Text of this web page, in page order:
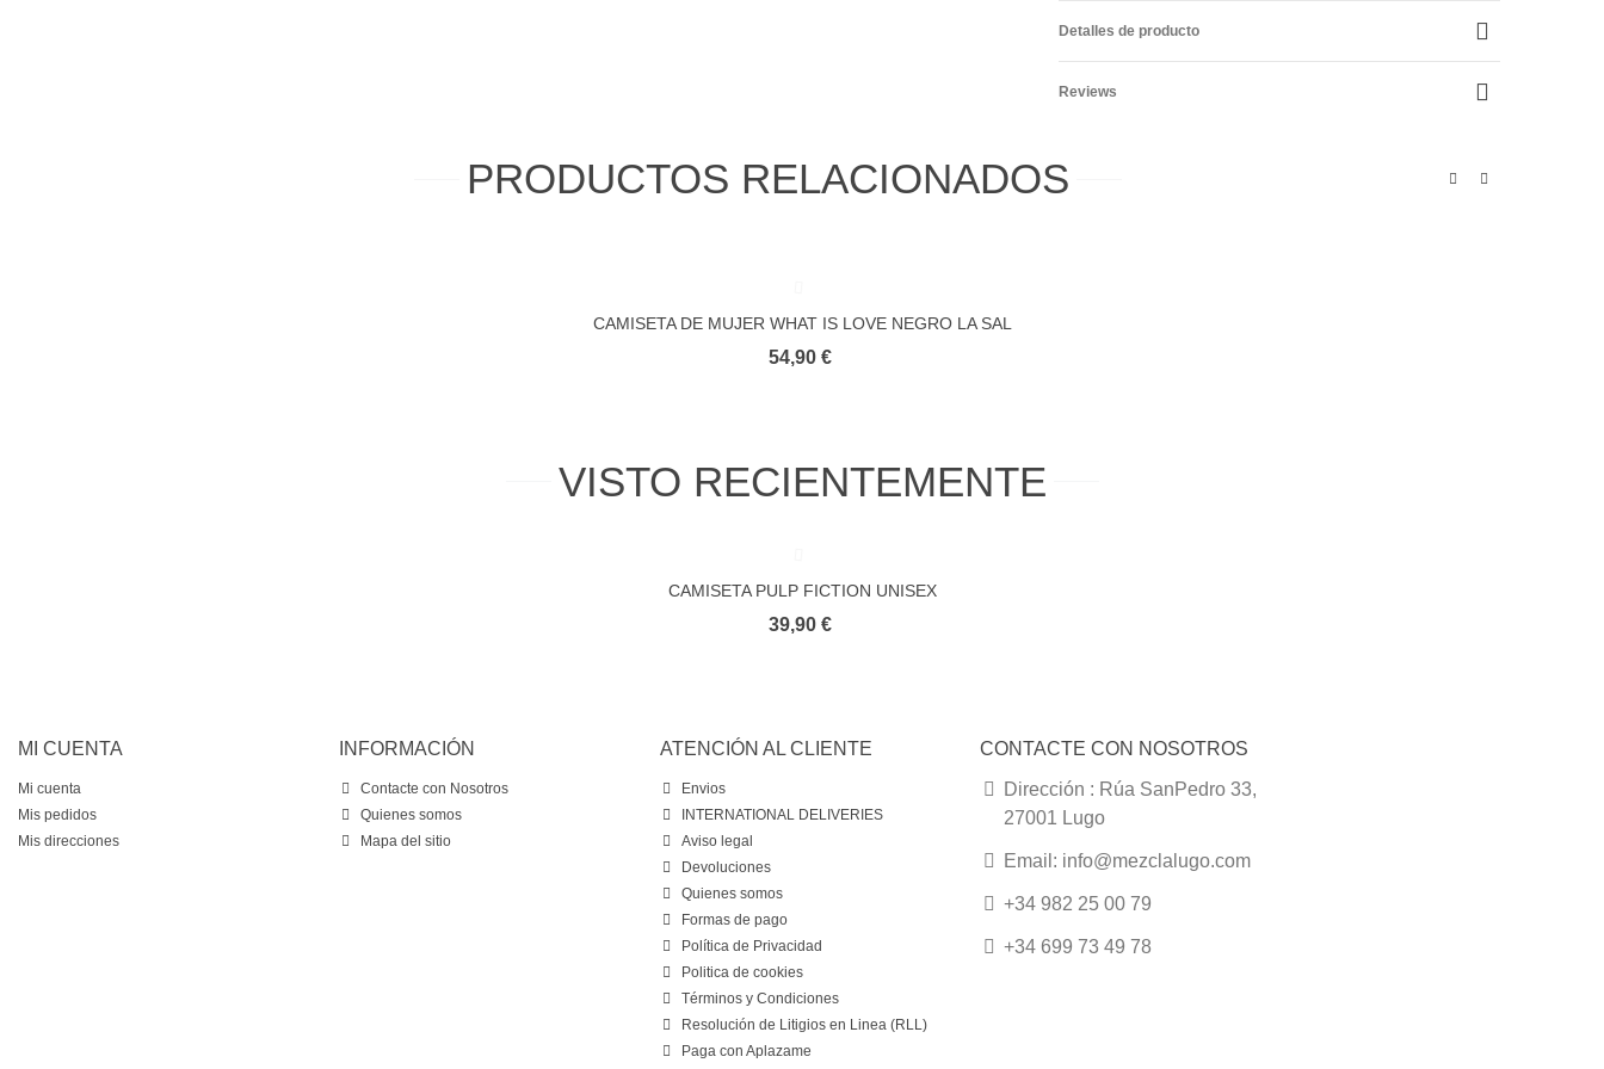
Detalles de producto
Reviews
PRODUCTOS RELACIONADOS
Favorito
CAMISETA DE MUJER WHAT IS LOVE NEGRO LA SAL
54,90 €
VISTO RECIENTEMENTE
Favorito
CAMISETA PULP FICTION UNISEX
39,90 €
MI CUENTA
Mi cuenta
Mis pedidos
Mis direcciones
INFORMACIÓN
Contacte con Nosotros
Quienes somos
Mapa del sitio
ATENCIÓN AL CLIENTE
Envios
INTERNATIONAL DELIVERIES
Aviso legal
Devoluciones
Quienes somos
Formas de pago
Política de Privacidad
Politica de cookies
Términos y Condiciones
Resolución de Litigios en Linea (RLL)
Paga con Aplazame
CONTACTE CON NOSOTROS
Dirección : Rúa SanPedro 33,
27001 Lugo
Email: info@mezclalugo.com
+34 982 25 00 79
+34 699 73 49 78